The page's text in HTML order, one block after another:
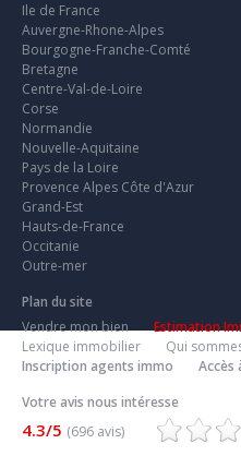
Ile de France
Auvergne-Rhone-Alpes
Bourgogne-Franche-Comté
Bretagne
Centre-Val-de-Loire
Corse
Normandie
Nouvelle-Aquitaine
Pays de la Loire
Provence Alpes Côte d'Azur
Grand-Est
Hauts-de-France
Occitanie
Outre-mer
Plan du site
Vendre mon bien
Estimation
Lexique immobilier
Qui
Inscription agents immo
Accès
Votre avis nous intéresse
4.3/5 (696 avis)